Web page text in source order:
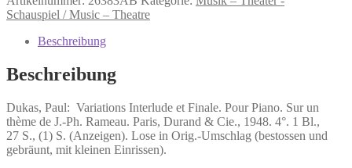
Variations
Interlude
Menge
Schauspiel / Music – Theatre
Beschreibung
Beschreibung
Dukas, Paul: Variations Interlude et Finale. Pour Piano. Sur un
thème de J.-Ph. Rameau. Paris, Durand & Cie., 1948. 4°. 1 Bl.,
27 S., (1) S. (Anzeigen). Lose in Orig.-Umschlag (bestossen und
gebräunt, mit kleinen Einrissen).